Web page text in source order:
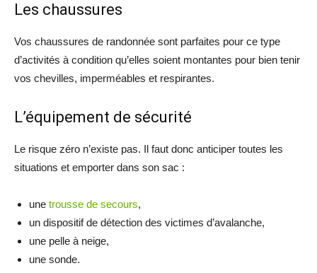
Les chaussures
Vos chaussures de randonnée sont parfaites pour ce type
d’activités à condition qu’elles soient montantes pour bien tenir
vos chevilles, imperméables et respirantes.
L’équipement de sécurité
Le risque zéro n’existe pas. Il faut donc anticiper toutes les
situations et emporter dans son sac :
une trousse de secours,
un dispositif de détection des victimes d’avalanche,
une pelle à neige,
une sonde.